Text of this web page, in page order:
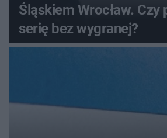
Śląskiem Wrocław. Czy
serię bez wygranej?